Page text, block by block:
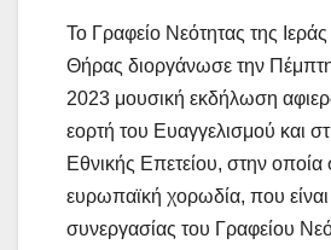
Το Γραφείο Νεότητας της
Θήρας διοργάνωσε την
2023 μουσική εκδήλωση
εορτή του Ευαγγελισμού και
Εθνικής Επετείου, στην οποία
ευρωπαϊκή χορωδία, που
συνεργασίας του Γραφείου